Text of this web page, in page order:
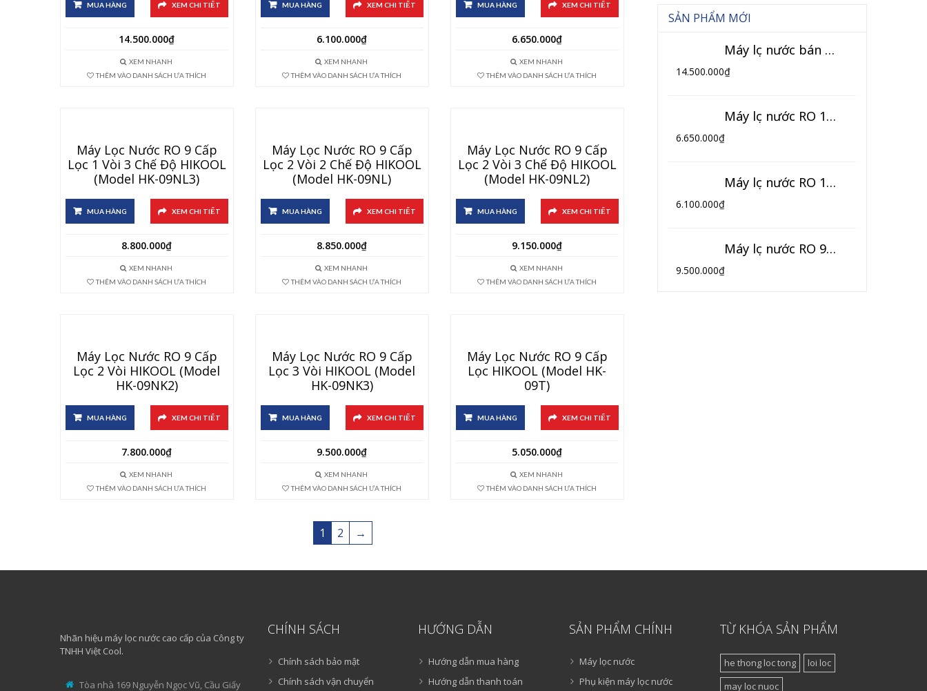
MUA HÀNG XEM CHI TIẾT
14.500.000₫
XEM NHANH
THÊM VÀO DANH SÁCH ƯA THÍCH
MUA HÀNG XEM CHI TIẾT
6.100.000₫
XEM NHANH
THÊM VÀO DANH SÁCH ƯA THÍCH
MUA HÀNG XEM CHI TIẾT
6.650.000₫
XEM NHANH
THÊM VÀO DANH SÁCH ƯA THÍCH
Máy Lọc Nước RO 9 Cấp
Lọc 1 Vòi 3 Chế Độ HIKOOL
(Model HK-09NL3)
MUA HÀNG XEM CHI TIẾT
8.800.000₫
XEM NHANH
THÊM VÀO DANH SÁCH ƯA THÍCH
Máy Lọc Nước RO 9 Cấp
Lọc 2 Vòi 2 Chế Độ HIKOOL
(Model HK-09NL)
MUA HÀNG XEM CHI TIẾT
8.850.000₫
XEM NHANH
THÊM VÀO DANH SÁCH ƯA THÍCH
Máy Lọc Nước RO 9 Cấp
Lọc 2 Vòi 3 Chế Độ HIKOOL
(Model HK-09NL2)
MUA HÀNG XEM CHI TIẾT
9.150.000₫
XEM NHANH
THÊM VÀO DANH SÁCH ƯA THÍCH
Máy Lọc Nước RO 9 Cấp
Lọc 2 Vòi HIKOOL (Model
HK-09NK2)
MUA HÀNG XEM CHI TIẾT
7.800.000₫
XEM NHANH
THÊM VÀO DANH SÁCH ƯA THÍCH
Máy Lọc Nước RO 9 Cấp
Lọc 3 Vòi HIKOOL (Model
HK-09NK3)
MUA HÀNG XEM CHI TIẾT
9.500.000₫
XEM NHANH
THÊM VÀO DANH SÁCH ƯA THÍCH
Máy Lọc Nước RO 9 Cấp
Lọc HIKOOL (Model HK-
09T)
MUA HÀNG XEM CHI TIẾT
5.050.000₫
XEM NHANH
THÊM VÀO DANH SÁCH ƯA THÍCH
1 2 →
SẢN PHẨM MỚI
Máy lọc nước bán công nghiệp 120L/h (Model TK-BCN)
14.500.000₫
Máy lọc nước RO 10 cấp lọc thông minh HIKOOL (Model HL-10TM)
6.650.000₫
Máy lọc nước RO 10 cấp lọc HIKOOL (Model HL-10T)
6.100.000₫
Máy lọc nước RO 9 cấp lọc 3 vòi HIKOOL (Model HK-09NK3)
9.500.000₫
Nhãn hiệu máy lọc nước cao cấp của Công ty
TNHH Việt Cool.
Tòa nhà 169 Nguyễn Ngọc Vũ, Cầu Giấy
CHÍNH SÁCH
Chính sách bảo mật
Chính sách vận chuyển
HƯỚNG DẪN
Hướng dẫn mua hàng
Hướng dẫn thanh toán
SẢN PHẨM CHÍNH
Máy lọc nước
Phụ kiện máy lọc nước
TỪ KHÓA SẢN PHẨM
he thong loc tong
loi loc
may loc nuoc